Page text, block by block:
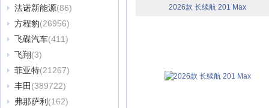
法诺新能源(86)
方程豹(26956)
飞碟汽车(411)
飞翔(3)
菲亚特(21267)
丰田 (389722)
弗那萨利 (162)
2026款 长续航 201 Max